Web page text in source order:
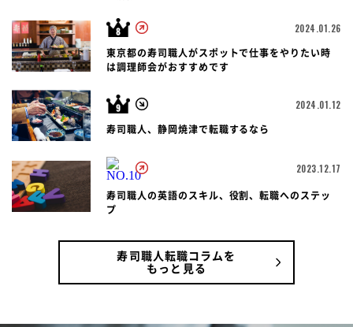
2024.01.26
東京都の寿司職人がスポットで仕事をやりたい時
は調理師会がおすすめです
2024.01.12
寿司職人、静岡焼津で転職するなら
2023.12.17
寿司職人の英語のスキル、役割、転職へのステッ
プ
寿司職人転職コラムを
もっと見る